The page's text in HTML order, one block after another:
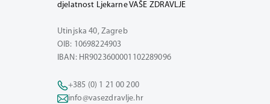
djelatnost Ljekarne VAŠE ZDRAVLJE
Utinjska 40, Zagreb
OIB: 10698224903
IBAN: HR9023600001102289096
+385 (0) 1 21 00 200
info@vasezdravlje.hr